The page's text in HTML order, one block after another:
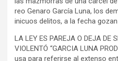
reo Genaro García Luna, los
inicuos delitos, a la fecha
LA LEY ES PAREJA O DEJA DE
VIOLENTÓ “GARCIA LUNA
usa para referirse al extenso